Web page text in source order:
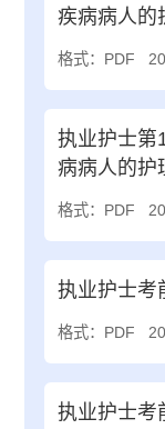
疾病病人的
格式：PDF
执业护士第
病病人的护
格式：PDF
执业护士考
格式：PDF
执业护士考